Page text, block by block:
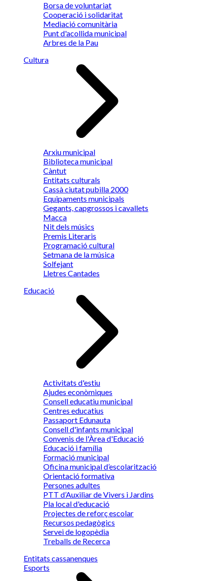
Borsa de voluntariat
Cooperació i solidaritat
Mediació comunitària
Punt d'acollida municipal
Arbres de la Pau
Cultura
Arxiu municipal
Biblioteca municipal
Càntut
Entitats culturals
Cassà ciutat pubilla 2000
Equipaments municipals
Gegants, capgrossos i cavallets
Macca
Nit dels músics
Premis Literaris
Programació cultural
Setmana de la música
Solfejant
Lletres Cantades
Educació
Activitats d'estiu
Ajudes econòmiques
Consell educatiu municipal
Centres educatius
Passaport Edunauta
Consell d'infants municipal
Convenis de l'Àrea d'Educació
Educació i família
Formació municipal
Oficina municipal d’escolarització
Orientació formativa
Persones adultes
PTT d’Auxiliar de Vivers i Jardins
Pla local d'educació
Projectes de reforç escolar
Recursos pedagògics
Servei de logopèdia
Treballs de Recerca
Entitats cassanenques
Esports